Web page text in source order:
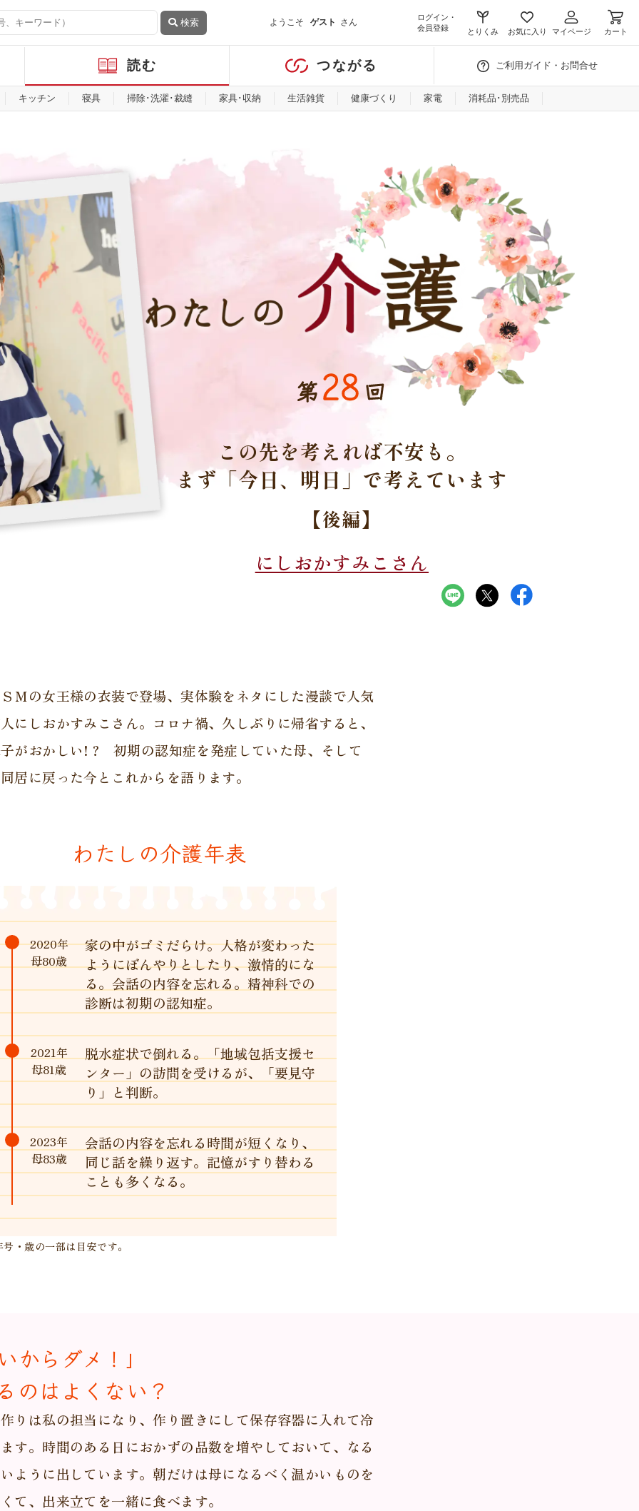
検索 ようこそ ゲスト さん
ログイン・
会員登録
とりくみ お気に入り マイページ カート
読む つながる ご利用ガイド・お問合せ
キッチン 寝具 掃除･洗濯･裁縫 家具･収納 生活雑貨 健康づくり 家電 消耗品･別売品
第28 回
この先を考えれば不安も。
まず「今日、明日」で考えています
【後編】
にしおかすみこさん
Ｍの女王様の衣装で登場、実体験をネタにした漫談で人気
にしおかすみこさん。コロナ禍、久しぶりに帰省すると、
がおかしい! ? 初期の認知症を発症していた母、そして
居に戻った今とこれからを語ります。
わたしの介護年表
2020年
母80歳
家の中がゴミだらけ。人格が変わった
ようにぼんやりとしたり、激情的にな
る。会話の内容を忘れる。精神科での
診断は初期の認知症。
2021年
母81歳
脱水症状で倒れる。「地域包括支援セ
ンター」の訪問を受けるが、「要見守
り」と判断。
2023年
母83歳
会話の内容を忘れる時間が短くなり、
同じ話を繰り返す。記憶がすり替わる
ことも多くなる。
・歳の一部は目安です。
からダメ！」
のはよくない？
りは私の担当になり、作り置きにして保存容器に入れて冷
す。時間のある日におかずの品数を増やしておいて、なる
ように出しています。朝だけは母になるべく温かいものを
て、出来立てを一緒に食べます。